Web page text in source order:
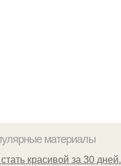
материалы
стать красивой за 30 дней.